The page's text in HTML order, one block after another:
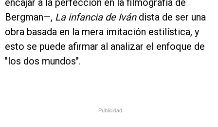
encajar a la perfección en la filmografía de
Bergman—, La infancia de Ivándista de ser una
obra basada en la mera imitación estilística, y
esto se puede afirmar al analizar el enfoque de
"los dos mundos".
Publicidad